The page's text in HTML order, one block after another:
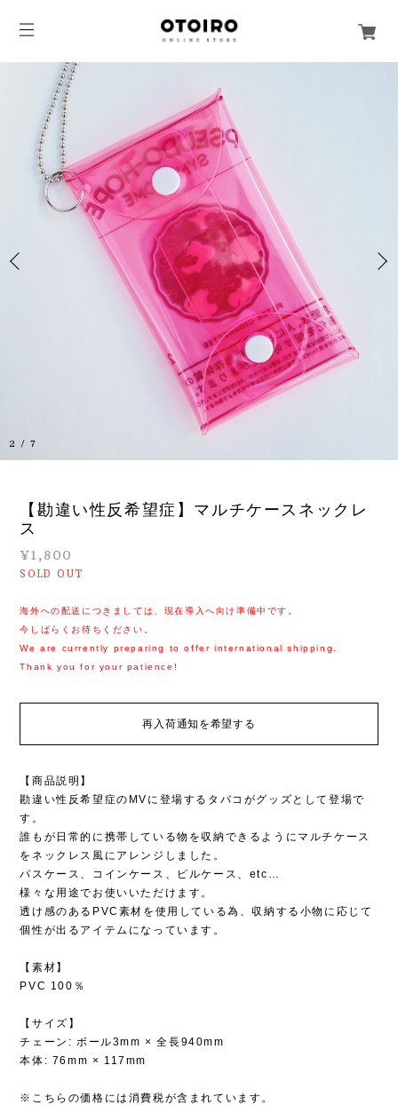
3 / 7
【勘違い性反希望症】マルチケースネックレ
ス
¥1,800
SOLD OUT
海外への配送につきましては、現在導入へ向け準備中です。
今しばらくお待ちください。
We are currently preparing to offer international shipping.
Thank you for your patience!
再入荷通知を希望する
【商品説明】
勘違い性反希望症のMVに登場するタバコがグッズとして登場で
す。
誰もが日常的に携帯している物を収納できるようにマルチケース
をネックレス風にアレンジしました。
パスケース、コインケース、ピルケース、etc…
様々な用途でお使いいただけます。
透け感のあるPVC素材を使用している為、収納する小物に応じて
個性が出るアイテムになっています。
【素材】
PVC 100％
【サイズ】
チェーン: ボール3mm × 全長940mm
本体: 76mm × 117mm
※こちらの価格には消費税が含まれています。